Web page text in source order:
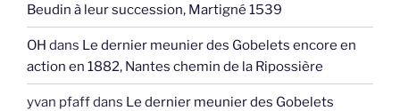
Beudin à leur succession, Martigné 1539
OH dans Le dernier meunier des Gobelets encore en
action en 1882, Nantes chemin de la Ripossière
yvan pfaffdans Le dernier meunier des Gobelets